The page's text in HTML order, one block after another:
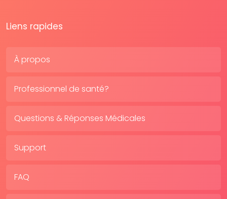
Liens rapides
À propos
Professionnel de santé?
Questions & Réponses Médicales
Support
FAQ